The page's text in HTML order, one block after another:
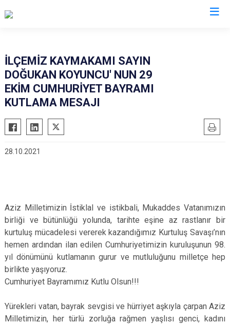
Başmakçı
Bayat
Çay
Evciler
Hocalar
İLÇEMİZ KAYMAKAMI SAYIN
DOĞUKAN KOYUNCU' NUN 29
EKİM CUMHURİYET BAYRAMI
KUTLAMA MESAJI
28.10.2021
Aziz Milletimizin İstiklal ve istikbali, Mukaddes Vatanımızın
birliği ve bütünlüğü yolunda, tarihte eşine az rastlanır bir
kurtuluş mücadelesi vererek kazandığımız Kurtuluş Savaşı’nın
hemen ardından ilan edilen Cumhuriyetimizin kuruluşunun 98.
yıl dönümünü kutlamanın gurur ve mutluluğunu milletçe hep
birlikte yaşıyoruz.
Cumhuriyet Bayramımız Kutlu Olsun!!!
Yürekleri vatan, bayrak sevgisi ve hürriyet aşkıyla çarpan Aziz
Milletimizin, her türlü zorluğa rağmen yaşlısı genci, kadını